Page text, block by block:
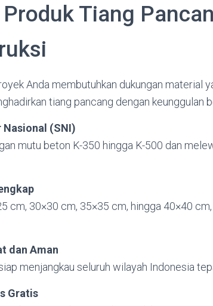
Tiang
Anda membutuhkan dukungan material
tiang pancang dengan keunggulan
(SNI)
mutu beton K-350 hingga K-500 dan
cm, 30×30 cm, 35×35 cm, hingga 40×40
dan Aman
menjangkau seluruh wilayah Indonesia
Gratis